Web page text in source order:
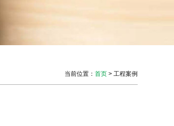
当前位置 ： 首页 > 工程案例